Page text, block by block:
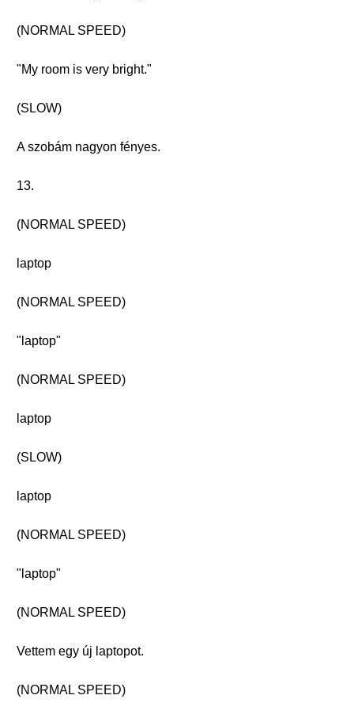
(NORMAL SPEED)
"My room is very bright."
(SLOW)
A szobám nagyon fényes.
13.
(NORMAL SPEED)
laptop
(NORMAL SPEED)
"laptop"
(NORMAL SPEED)
laptop
(SLOW)
laptop
(NORMAL SPEED)
"laptop"
(NORMAL SPEED)
Vettem egy új laptopot.
(NORMAL SPEED)